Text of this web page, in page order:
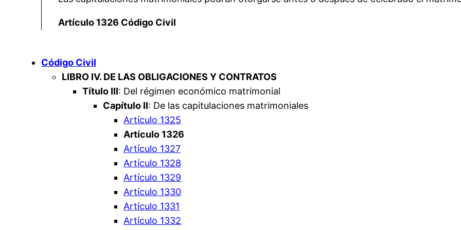
Artículo 1326 Código Civil
Código Civil
LIBRO IV. DE LAS OBLIGACIONES Y CONTRATOS
Título III: Del régimen económico matrimonial
Capítulo II: De las capitulaciones matrimoniales
Artículo 1325
Artículo 1326
Artículo 1327
Artículo 1328
Artículo 1329
Artículo 1330
Artículo 1331
Artículo 1332